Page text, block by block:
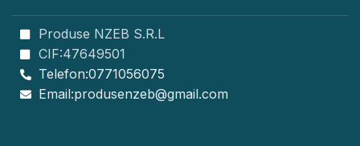
Produse NZEB S.R.L
CIF:47649501
Telefon:0771056075
Email:produsenzeb@gmail.com